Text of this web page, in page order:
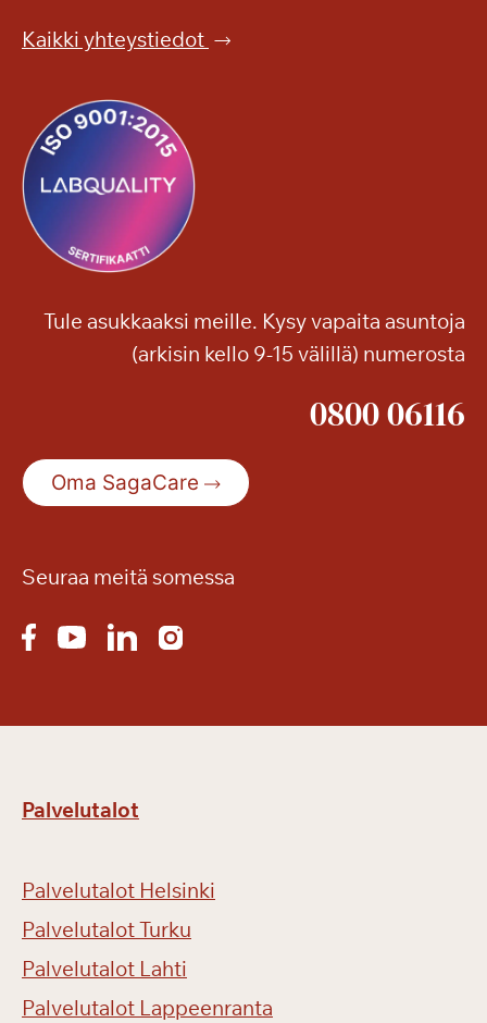
Kaikki yhteystiedot
Tule asukkaaksi meille. Kysy vapaita asuntoja
(arkisin kello 9-15 välillä) numerosta
0800 06116
Oma SagaCare
Seuraa meitä somessa
Palvelutalot
Palvelutalot Helsinki
Palvelutalot Turku
Palvelutalot Lahti
Palvelutalot Lappeenranta